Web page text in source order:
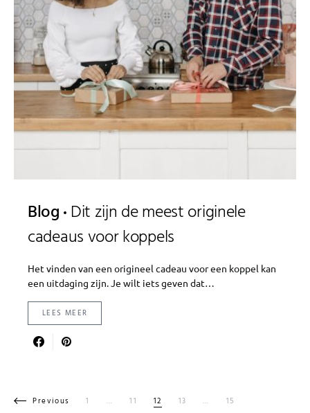
Blog Dit zijn de meest originele
cadeaus voor koppels
Het vinden van een origineel cadeau voor een koppel kan
een uitdaging zijn. Je wilt iets geven dat…
LEES MEER
Berichten paginering
Previous 1 … 11 12 13 … 15